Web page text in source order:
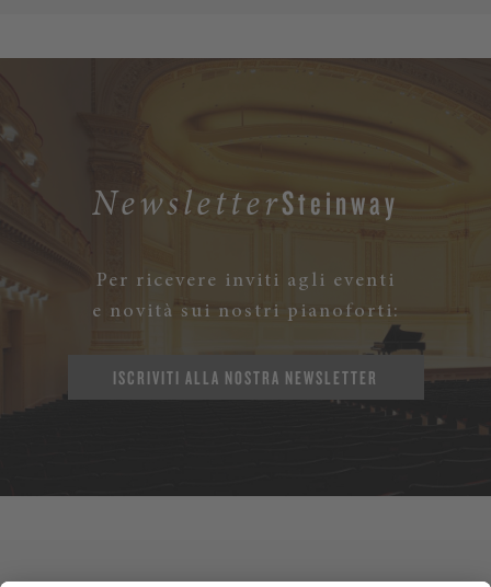
NewsletterSteinway
Per ricevere inviti agli eventi
e novità sui nostri pianoforti:
ISCRIVITI ALLA NOSTRA NEWSLETTER